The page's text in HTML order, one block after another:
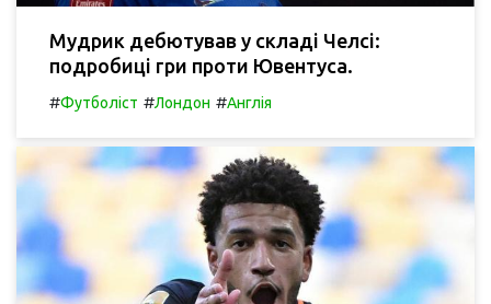
Мудрик дебютував у складі Челсі:
подробиці гри проти Ювентуса.
#Футболіст #Лондон #Англія